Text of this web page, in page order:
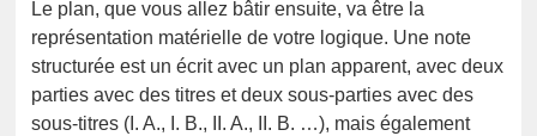
Le plan, que vous allez bâtir ensuite, va être la
représentation matérielle de votre logique. Une note
structurée est un écrit avec un plan apparent, avec deux
parties avec des titres et deux sous-parties avec des
sous-titres (I. A., I. B., II. A., II. B. …), mais également